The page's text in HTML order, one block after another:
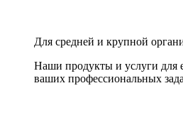
Для средней и крупной
Наши продукты и услуги для
ваших профессиональных